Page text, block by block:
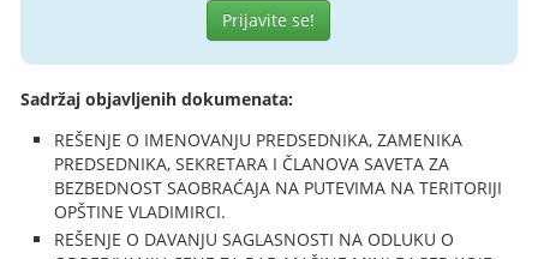
Prijavite se!
Sadržaj objavljenih dokumenata:
REŠENJE O IMENOVANJU PREDSEDNIKA, ZAMENIKA
PREDSEDNIKA, SEKRETARA I ČLANOVA SAVETA ZA
BEZBEDNOST SAOBRAĆAJA NA PUTEVIMA NA TERITORIJI
OPŠTINE VLADIMIRCI.
REŠENJE O DAVANJU SAGLASNOSTI NA ODLUKU O